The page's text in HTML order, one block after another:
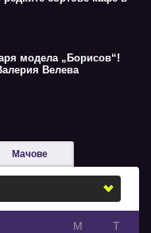
модела „Борисов“!
Велева
Мачове
М Т